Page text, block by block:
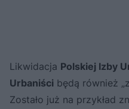
Likwidacja Polskiej Izby
Urbaniści będą również
Zostało już na przykład